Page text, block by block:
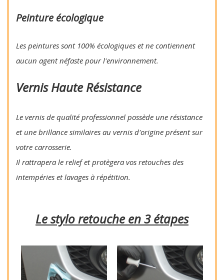
Peinture écologique
Les peintures sont 100% écologiques et ne contiennent
aucun agent néfaste pour l'environnement.
Vernis Haute Résistance
Le vernis de qualité professionnel possède une résistance
et une brillance similaires au vernis d'origine présent sur
votre carrosserie.
Il rattrapera le relief et protègera vos retouches des
intempéries et lavages à répétition.
Le stylo retouche en 3 étapes